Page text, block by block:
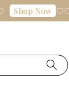
Shop Now ♡♡賣